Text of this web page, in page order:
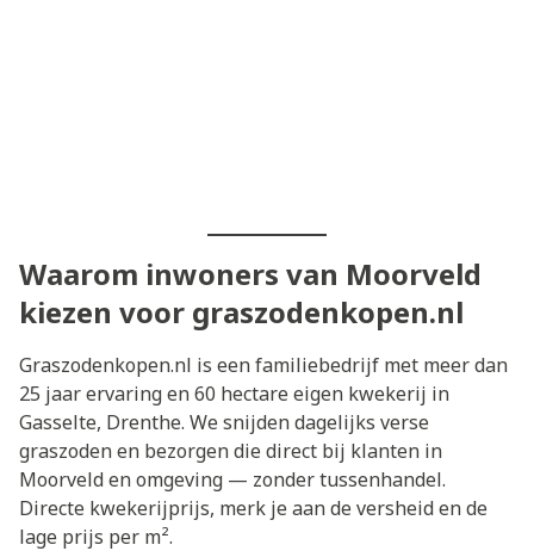
Waarom inwoners van Moorveld
kiezen voor graszodenkopen.nl
Graszodenkopen.nl is een familiebedrijf met meer dan
25 jaar ervaring en 60 hectare eigen kwekerij in
Gasselte, Drenthe. We snijden dagelijks verse
graszoden en bezorgen die direct bij klanten in
Moorveld en omgeving — zonder tussenhandel.
Directe kwekerijprijs, merk je aan de versheid en de
lage prijs per m².